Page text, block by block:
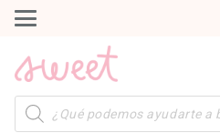
Búsqueda
de